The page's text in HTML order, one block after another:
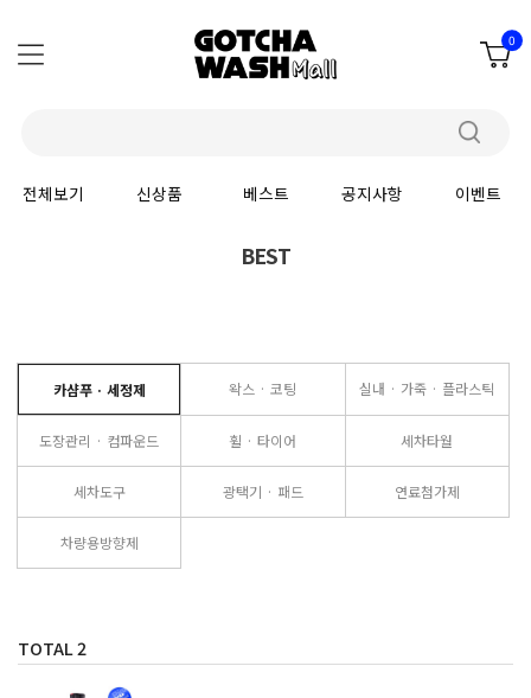
0
전체보기 신상품 베스트 공지사항 이벤트
BEST
카샴푸 · 세정제 왁스 · 코팅 실내 · 가죽 · 플라스틱
도장관리 · 컴파운드 휠 · 타이어 세차타월
세차도구 광택기 · 패드 연료첨가제
차량용방향제
TOTAL2